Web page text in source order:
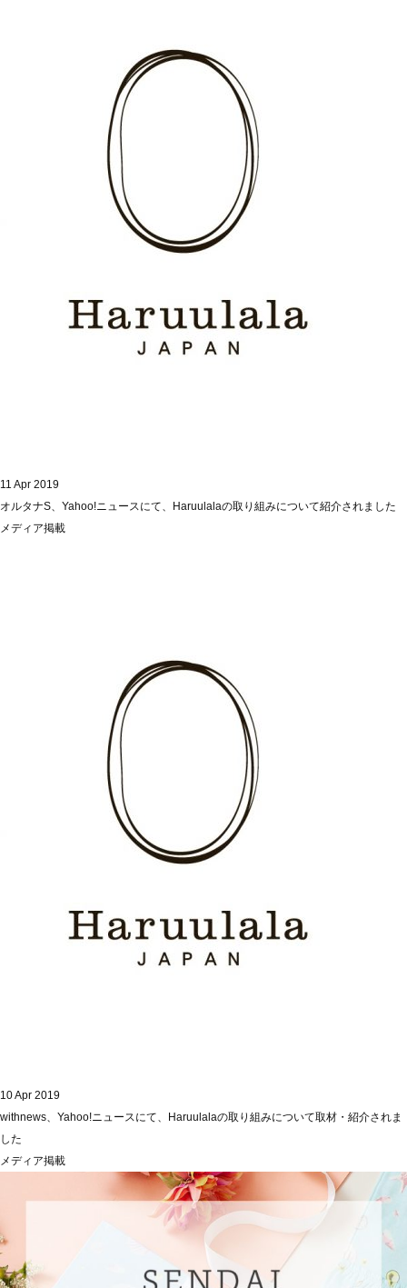
11 Apr 2019
オルタナS、Yahoo!ニュースにて、Haruulalaの取り組みについて紹介されました
メディア掲載
10 Apr 2019
withnews、Yahoo!ニュースにて、Haruulalaの取り組みについて取材・紹介されま
した
メディア掲載